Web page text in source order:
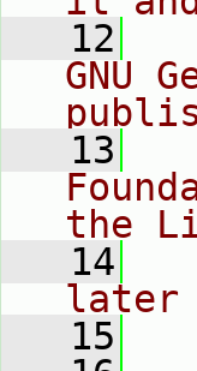
   12
GNU
   13
the
   14
later
   15